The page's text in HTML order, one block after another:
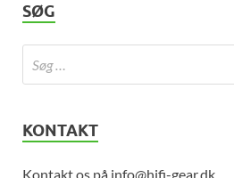
SØG
KONTAKT
Kontakt os på info@hifi-gear.dk